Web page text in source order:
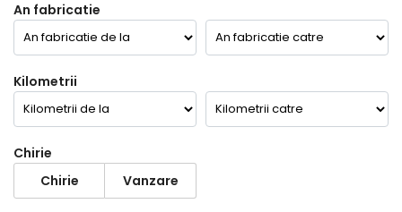
An fabricatie
Kilometrii
Chirie
Chirie
Vanzare